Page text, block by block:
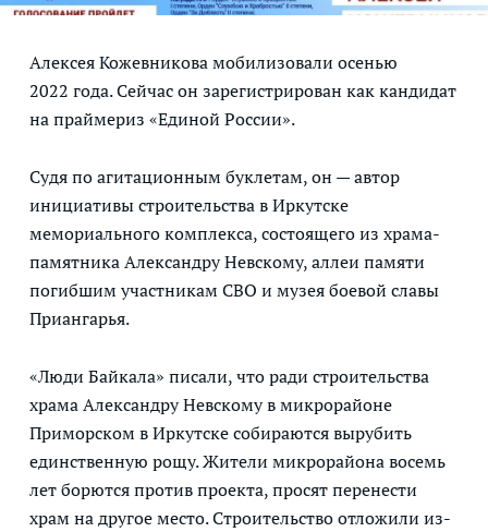
Алексея Кожевникова мобилизовали осенью
2022 года. Сейчас он зарегистрирован как кандидат
на праймериз «Единой России».
Судя по агитационным буклетам, он — автор
инициативы строительства в Иркутске
мемориального комплекса, состоящего из храма-
памятника Александру Невскому, аллеи памяти
погибшим участникам СВО и музея боевой славы
Приангарья.
«Люди Байкала» писали, что ради строительства
храма Александру Невскому в микрорайоне
Приморском в Иркутске собираются вырубить
единственную рощу. Жители микрорайона восемь
лет борются против проекта, просят перенести
храм на другое место. Строительство отложили из-